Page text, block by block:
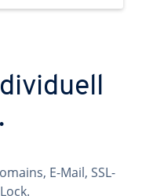
E-Mail, SSL-